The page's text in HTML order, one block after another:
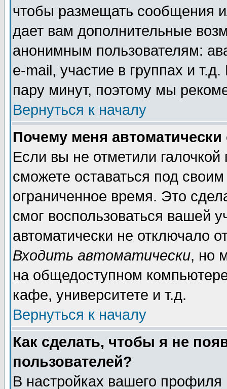
чтобы размещать сообщения
дает вам дополнительные
анонимным пользователям:
e-mail, участие в группах и
пару минут, поэтому мы
Вернуться к началу
Почему меня автоматически
Если вы не отметили галочкой
сможете оставаться под
ограниченное время. Это
смог воспользоваться вашей
автоматически не отключало
Входить автоматически, но
на общедоступном
кафе, университете и т.д.
Вернуться к началу
Как сделать, чтобы я не
пользователей?
В настройках вашего